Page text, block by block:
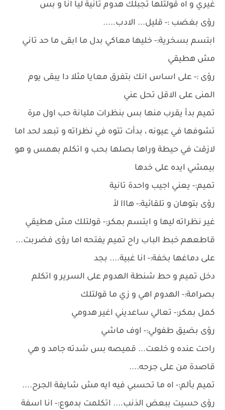
غيري و اه قولتلها تجبلك هدوم تانية ليا انا و بس
رؤى بغضب :- قليل... الادب.....
ابتسم بسخرية:- خليها معاكي بدل ما ابقى ما حد تاني
مش هطيقي
رؤى :- على اساس انك بتفرق معايا مثلا دا يبقى يوم
المنى على الاقل تحل عني
تميم بدأ يقرب منها بس بنظرات مليانة حب اول مرة
تشوفها في عيونه ، بدأت تتوه في نظراته و تبعد لحد اما
لازقت في حيطة وراها بصلها بحب و اتكلم بهمس و هو
بيمشي ايده على خدها
تميم:- يعني اجيب واحدة تانية
رؤى بتوهان و تلقائية:- هااا لأ
غير نظراته ليها و ابتسم بمكر:- قولتلك مش هطيقي
قاطعهم خبط الباب راح تميم يفتحه اما رؤى فضربت...
على دماغها بخفة:- انا غبية.... بجد
دخل تميم و حط شنطة الهدوم على السرير و اتكلم
بصرامة:- الهدوم اهي و زي ما قولتلك
كمل بمكر:- تعالي ساعديني اغير هدومي
رؤى بضيق طفولي:- اوف ماشي
راحت عنده و خلعت... قميصه بس شدته جامد و هي
قاصدة من على جرحه....
تميم بألم:- اه ما تحسبي فيه ايه مش شايفة الجرح....
رؤى حسيت ببعض الذنب.... اتكلمت بدموع:- انا اسفة